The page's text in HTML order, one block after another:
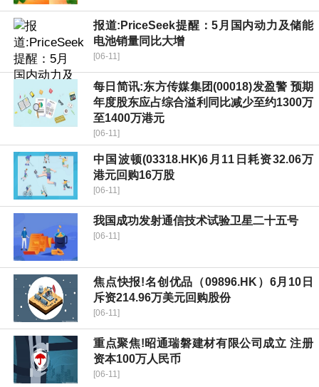
报道:PriceSeek提醒：5月国内动力及储能
电池销量同比大增
[06-11]
每日简讯:东方传媒集团(00018)发盈警 预期
年度股东应占综合溢利同比减少至约1300万
至1400万港元
[06-11]
中国波顿(03318.HK)6月11日耗资32.06万
港元回购16万股
[06-11]
我国成功发射通信技术试验卫星二十五号
[06-11]
焦点快报!名创优品（09896.HK）6月10日
斥资214.96万美元回购股份
[06-11]
重点聚焦!昭通瑞磐建材有限公司成立 注册
资本100万人民币
[06-11]